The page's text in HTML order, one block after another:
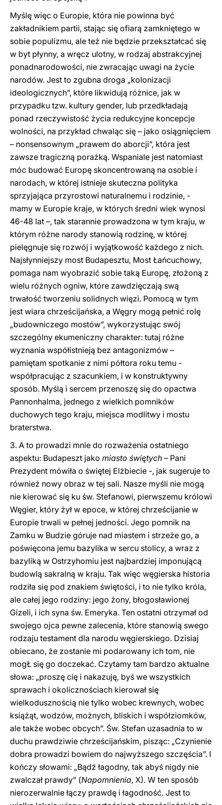
Myślę więc o Europie, która nie powinna być
zakładnikiem partii, stając się ofiarą zamkniętego w
sobie populizmu, ale też nie będzie przekształcać się
w byt płynny, a wręcz ulotny, w rodzaj abstrakcyjnej
ponadnarodowości, nie zwracając uwagi na życie
narodów. Jest to zgubna droga „kolonizacji
ideologicznych”, które likwidują różnice, jak w
przypadku tzw. kultury gender, lub przedkładają
ponad rzeczywistość życia redukcyjne koncepcje
wolności, na przykład chwaląc się – jako osiągnięciem
– nonsensownym „prawem do aborcji”, która jest
zawsze tragiczną porażką. Wspaniale jest natomiast
móc budować Europę skoncentrowaną na osobie i
narodach, w której istnieje skuteczna polityka
sprzyjająca przyrostowi naturalnemu i rodzinie, -
mamy w Europie kraje, w których średni wiek wynosi
46-48 lat –, tak starannie prowadzona w tym kraju, w
którym różne narody stanowią rodzinę, w której
pielęgnuje się rozwój i wyjątkowość każdego z nich.
Najsłynniejszy most Budapesztu, Most Łańcuchowy,
pomaga nam wyobrazić sobie taką Europę, złożoną z
wielu różnych ogniw, które zawdzięczają swą
trwałość tworzeniu solidnych więzi. Pomocą w tym
jest wiara chrześcijańska, a Węgry mogą pełnić rolę
„budowniczego mostów”, wykorzystując swój
szczególny ekumeniczny charakter: tutaj różne
wyznania współistnieją bez antagonizmów –
pamiętam spotkanie z nimi półtora roku temu -
współpracując z szacunkiem, i w konstruktywny
sposób. Myślą i sercem przenoszę się do opactwa
Pannonhalma, jednego z wielkich pomników
duchowych tego kraju, miejsca modlitwy i mostu
braterstwa.
3. A to prowadzi mnie do rozważenia ostatniego
aspektu: Budapeszt jako miasto świętych – Pani
Prezydent mówiła o świętej Elżbiecie -, jak sugeruje to
również nowy obraz w tej sali. Nasze myśli nie mogą
nie kierować się ku św. Stefanowi, pierwszemu królowi
Węgier, który żył w epoce, w której chrześcijanie w
Europie trwali w pełnej jedności. Jego pomnik na
Zamku w Budzie góruje nad miastem i strzeże go, a
poświęcona jemu bazylika w sercu stolicy, a wraz z
bazyliką w Ostrzyhomiu jest najbardziej imponującą
budowlą sakralną w kraju. Tak więc węgierska historia
rodziła się pod znakiem świętości, i to nie tylko króla,
ale całej jego rodziny: jego żony, błogosławionej
Gizeli, i ich syna św. Emeryka. Ten ostatni otrzymał od
swojego ojca pewne zalecenia, które stanowią swego
rodzaju testament dla narodu węgierskiego. Dzisiaj
obiecano, że zostanie mi podarowany ich tom, nie
mogŁ się go doczekać. Czytamy tam bardzo aktualne
słowa: „proszę cię i nakazuję, byś we wszystkich
sprawach i okolicznościach kierował się
wielkodusznością nie tylko wobec krewnych, wobec
książąt, wodzów, możnych, bliskich i współziomków,
ale także wobec obcych”. Św. Stefan uzasadnia to w
duchu prawdziwie chrześcijańskim, pisząc: „Czynienie
dobra prowadzi bowiem do najwyższego szczęścia”. I
kończy słowami: „Bądź łagodny, tak abyś nigdy nie
zwalczał prawdy” (Napomnienia, X). W ten sposób
nierozerwalnie łączy prawdę i łagodność. Jest to